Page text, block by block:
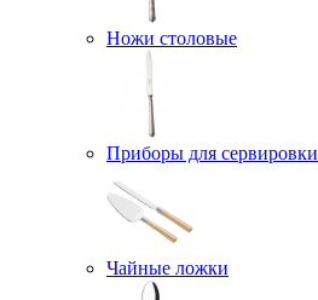
Ножи столовые
Приборы для сервировки
Чайные ложки